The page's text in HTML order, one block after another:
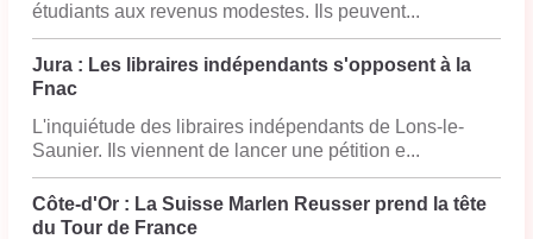
étudiants aux revenus modestes. Ils peuvent...
Jura : Les libraires indépendants s'opposent à la
Fnac
L'inquiétude des libraires indépendants de Lons-le-
Saunier. Ils viennent de lancer une pétition e...
Côte-d'Or : La Suisse Marlen Reusser prend la tête
du Tour de France